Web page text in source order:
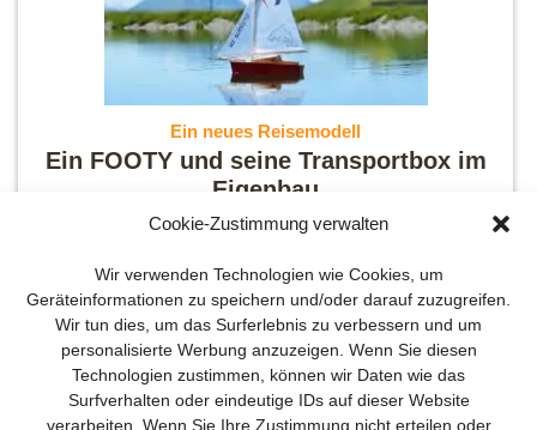
Cookie-Zustimmung verwalten
Wir verwenden Technologien wie Cookies, um
Geräteinformationen zu speichern und/oder darauf zuzugreifen.
Wir tun dies, um das Surferlebnis zu verbessern und um
personalisierte Werbung anzuzeigen. Wenn Sie diesen
Technologien zustimmen, können wir Daten wie das
Surfverhalten oder eindeutige IDs auf dieser Website
verarbeiten. Wenn Sie Ihre Zustimmung nicht erteilen oder
Ein neues Reisemodell
Ein FOOTY und seine Transportbox im
Eigenbau